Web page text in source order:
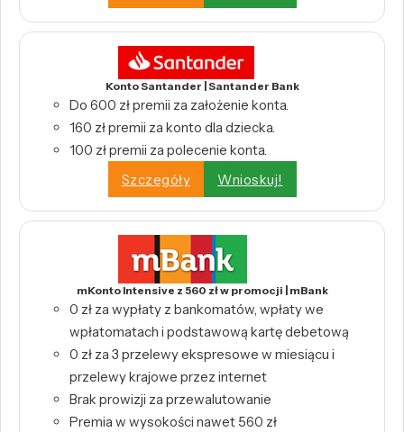
Konto Santander | Santander Bank
Do 600 zł premii za założenie konta.
160 zł premii za konto dla dziecka.
100 zł premii za polecenie konta.
Szczegóły
Wnioskuj!
mKonto Intensive z 560 zł w promocji | mBank
0 zł za wypłaty z bankomatów, wpłaty we
wpłatomatach i podstawową kartę debetową
0 zł za 3 przelewy ekspresowe w miesiącu i
przelewy krajowe przez internet
Brak prowizji za przewalutowanie
Premia w wysokości nawet 560 zł